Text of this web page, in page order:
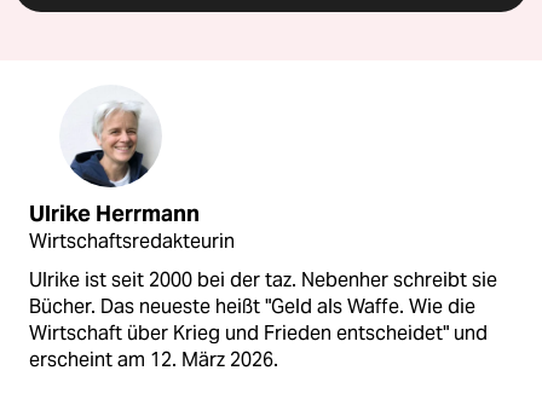
Ulrike Herrmann
Wirtschaftsredakteurin
Ulrike ist seit 2000 bei der taz. Nebenher schreibt sie
Bücher. Das neueste heißt "Geld als Waffe. Wie die
Wirtschaft über Krieg und Frieden entscheidet" und
erscheint am 12. März 2026.